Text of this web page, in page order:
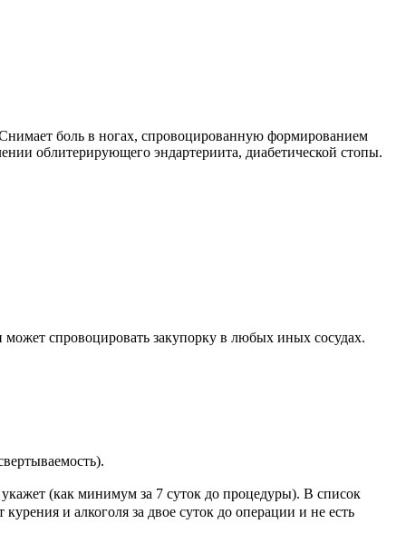
боль в ногах, спровоцированную формированием
облитерирующего эндартериита, диабетической стопы.
может спровоцировать закупорку в любых иных сосудах.
(как минимум за 7 суток до процедуры). В список
и алкоголя за двое суток до операции и не есть